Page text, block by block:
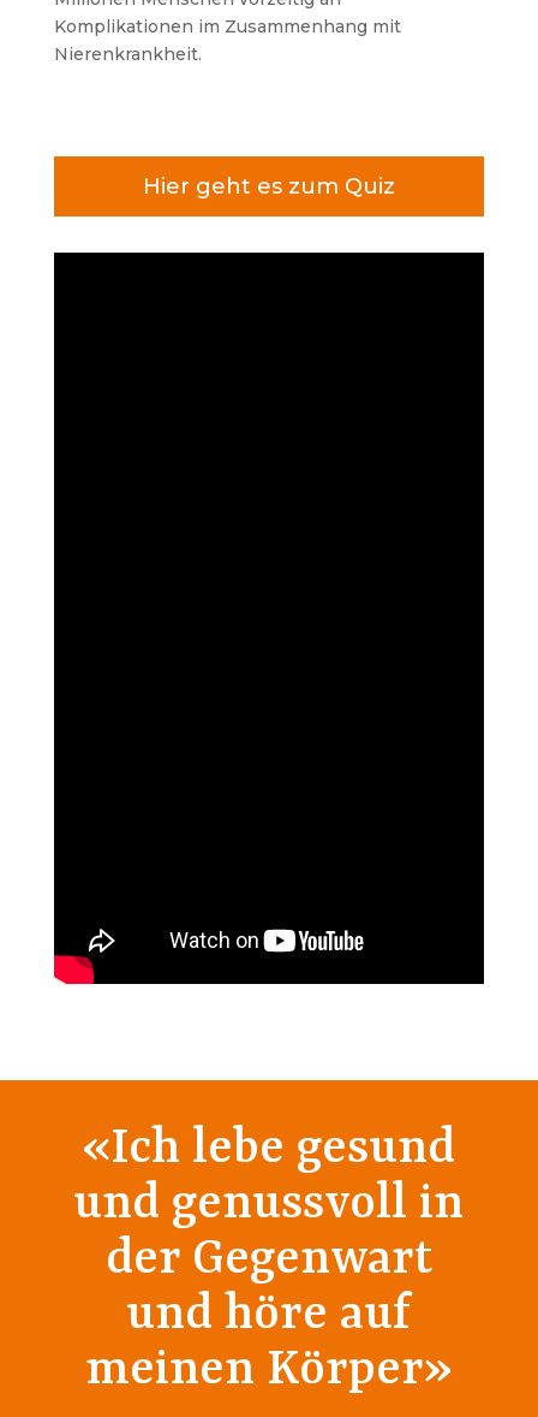
Komplikationen im Zusammenhang mit
Nierenkrankheit.
Hier geht es zum Quiz
«Ich lebe gesund
und genussvoll in
der Gegenwart
und höre auf
meinen Körper»